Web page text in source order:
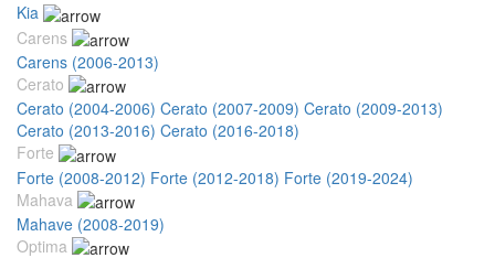
Kia
Carens
Carens (2006-2013)
Cerato
Cerato (2004-2006) Cerato (2007-2009) Cerato (2009-2013)
Cerato (2013-2016) Cerato (2016-2018)
Forte
Forte (2008-2012) Forte (2012-2018) Forte (2019-2024)
Mahava
Mahave (2008-2019)
Optima